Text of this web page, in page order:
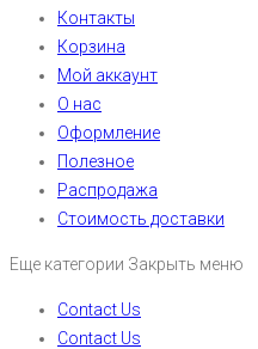
Контакты
Корзина
Мой аккаунт
О нас
Оформление
Полезное
Распродажа
Стоимость доставки
Еще категории Закрыть меню
Contact Us
Contact Us